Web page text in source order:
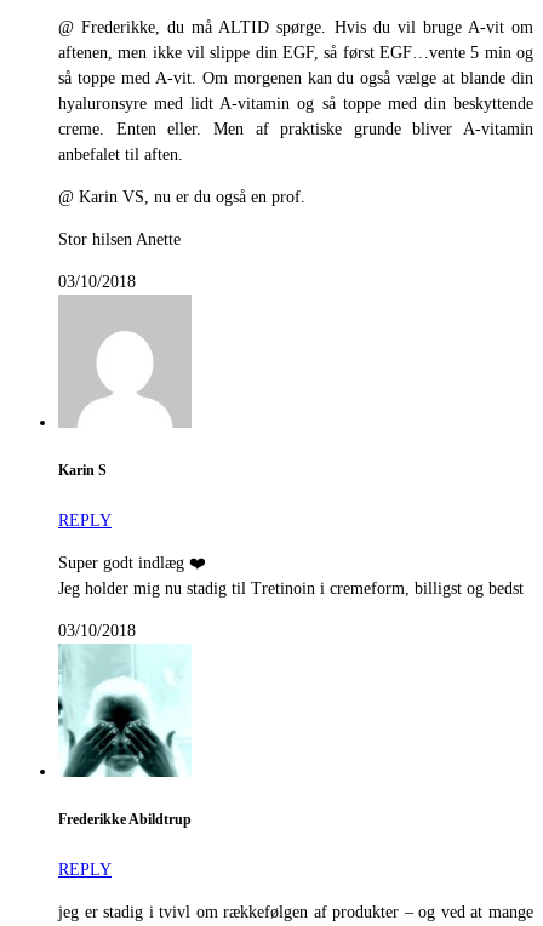
@ Frederikke, du må ALTID spørge. Hvis du vil bruge A-vit om
aftenen, men ikke vil slippe din EGF, så først EGF…vente 5 min og
så toppe med A-vit. Om morgenen kan du også vælge at blande din
hyaluronsyre med lidt A-vitamin og så toppe med din beskyttende
creme. Enten eller. Men af praktiske grunde bliver A-vitamin
anbefalet til aften.
@ Karin VS, nu er du også en prof.
Stor hilsen Anette
03/10/2018
Karin S
REPLY
Super godt indlæg ❤️
Jeg holder mig nu stadig til Tretinoin i cremeform, billigst og bedst
03/10/2018
Frederikke Abildtrup
REPLY
jeg er stadig i tvivl om rækkefølgen af produkter – og ved at mange